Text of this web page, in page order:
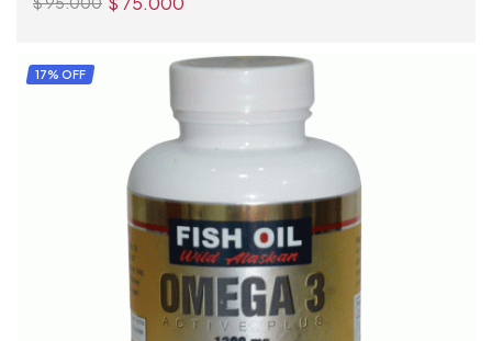
AÑADIR AL CARRITO
17% OFF